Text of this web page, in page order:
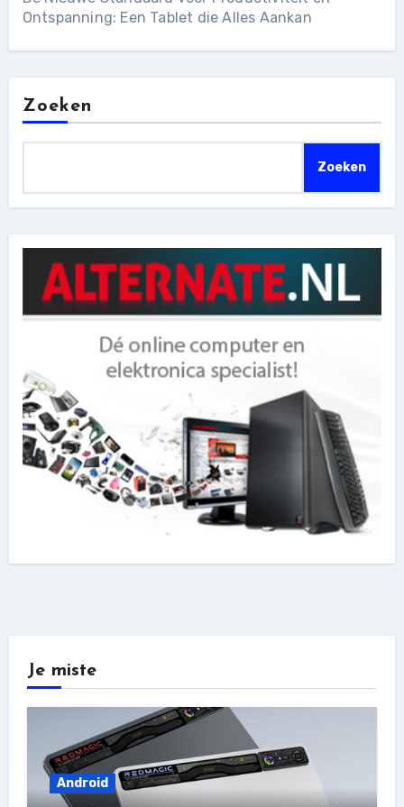
Ontspanning: Een Tablet die Alles Aankan
Zoeken
Zoeken
Je miste
Android